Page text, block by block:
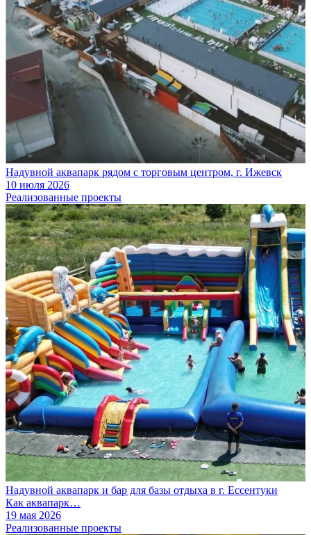
Надувной аквапарк рядом с торговым центром, г. Ижевск
10 июля 2026
Реализованные проекты
Надувной аквапарк и бар для базы отдыха в г. Ессентуки
Как аквапарк…
19 мая 2026
Реализованные проекты